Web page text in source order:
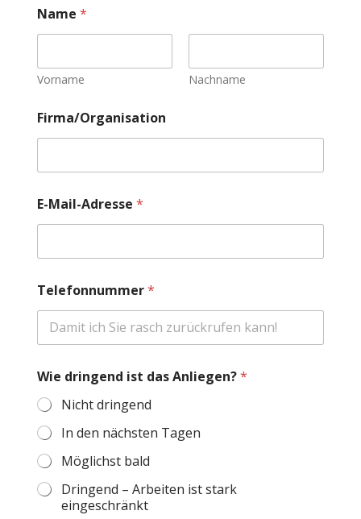
Name *
Vorname Nachname
Firma/Organisation
E-Mail-Adresse *
e
n
t
g
e
n
*
n
c
t
Telefonnummer*
Wie dringend ist das Anliegen?*
Nicht dringend
In den nächsten Tagen
Möglichst bald
Dringend – Arbeiten ist stark
eingeschränkt